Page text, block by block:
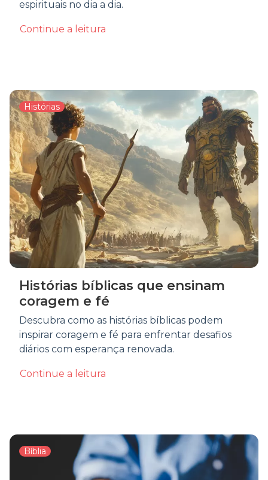
espirituais no dia a dia.
Continue a leitura
Histórias
Histórias bíblicas que ensinam
coragem e fé
Descubra como as histórias bíblicas podem
inspirar coragem e fé para enfrentar desafios
diários com esperança renovada.
Continue a leitura
Bíblia